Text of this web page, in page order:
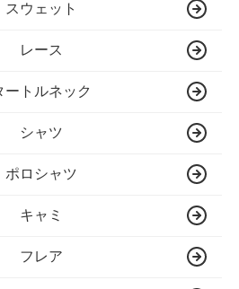
スウェット
レース
ートルネック
シャツ
ポロシャツ
キャミ
フレア